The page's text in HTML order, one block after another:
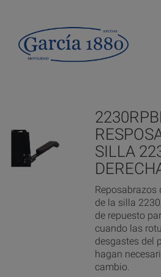
SILLA
Reposabrazos
de la silla
de repuesto
cuando las
desgastes del
hagan
cambio.